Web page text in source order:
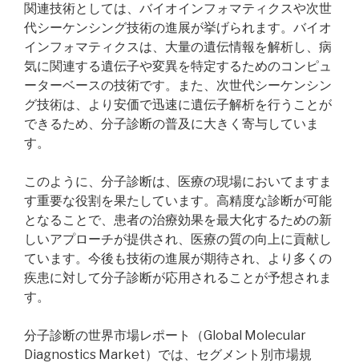
関連技術としては、バイオインフォマティクスや次世
代シーケンシング技術の進展が挙げられます。バイオ
インフォマティクスは、大量の遺伝情報を解析し、病
気に関連する遺伝子や変異を特定するためのコンピュ
ーターベースの技術です。また、次世代シーケンシン
グ技術は、より安価で迅速に遺伝子解析を行うことが
できるため、分子診断の普及に大きく寄与していま
す。
このように、分子診断は、医療の現場においてますま
す重要な役割を果たしています。高精度な診断が可能
となることで、患者の治療効果を最大化するための新
しいアプローチが提供され、医療の質の向上に貢献し
ています。今後も技術の進展が期待され、より多くの
疾患に対して分子診断が応用されることが予想されま
す。
分子診断の世界市場レポート（Global Molecular
Diagnostics Market）では、セグメント別市場規